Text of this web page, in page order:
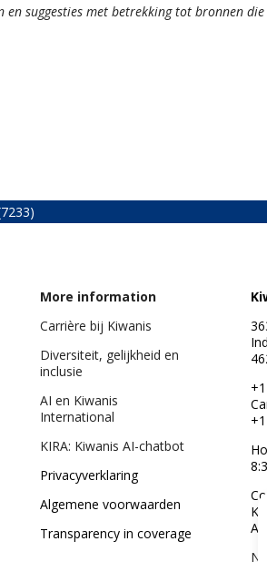
suggesties met betrekking tot bronnen
More information
Carrière bij Kiwanis
Diversiteit, gelijkheid en
inclusie
AI en Kiwanis
International
KIRA: Kiwanis AI-chatbot
Privacyverklaring
Algemene voorwaarden
Transparency in coverage